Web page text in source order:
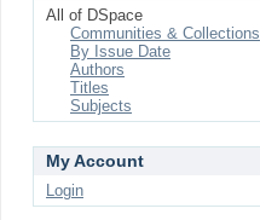
All of DSpace
Communities & Collections
By Issue Date
Authors
Titles
Subjects
My Account
Login